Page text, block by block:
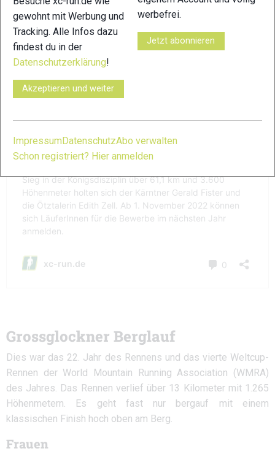
Grossglockner Berglauf
Dies war das 22. Jahr des Rennens und das vierte Weltcup-
Rennen der World Mountain Running Association (WMRA)
des Jahres. Das Rennen verlief über 13 Kilometer mit 1.265
Höhenmetern. Es geht fast nur bergauf mit einem
klassischen Finish hoch oben am Berg.
Frauen
gewohnt mit Werbung und
Tracking. Alle Infos dazu
findest du in der
Datenschutzerklärung!
Akzeptieren und weiter
werbefrei.
Jetzt abonnieren
Impressum DatenschutzAbo verwalten
Schon registriert? Hier anmelden